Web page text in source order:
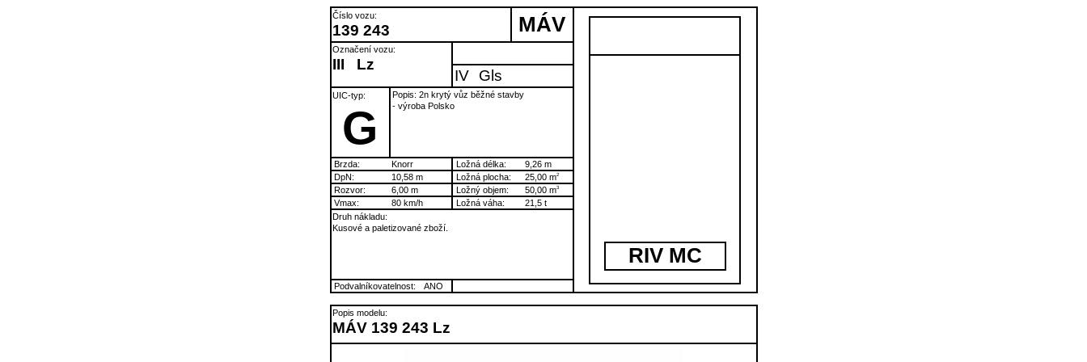
Číslo vozu:
139 243 MÁV
RIV MC
Označení vozu:
III Lz
IV Gls
UIC-typ:
G
Popis: 2n krytý vůz běžné stavby
- výroba Polsko
Brzda: Knorr Ložná délka:
9,26 m
DpN:
10,58 m Ložná plocha: 25,00 m2
Rozvor: 6,00 m Ložný objem: 50,00 m3
Vmax: 80 km/h Ložná váha:
21,5 t
Druh nákladu:
Kusové a paletizované zboží.
Podvalníkovatelnost: ANO
Popis modelu:
MÁV 139 243 Lz